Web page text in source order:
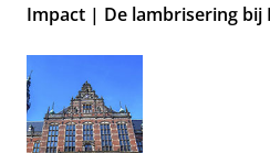
Impact | De lambrisering bij